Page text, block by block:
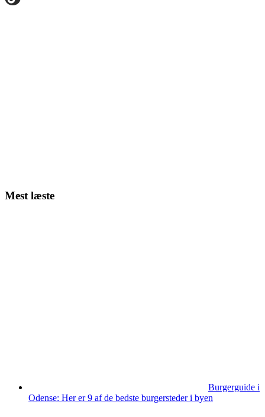
Mest læste
Burgerguide i
Odense: Her er 9 af de bedste burgersteder i byen